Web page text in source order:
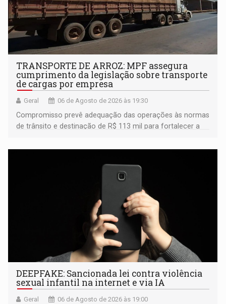
TRANSPORTE DE ARROZ: MPF assegura
cumprimento da legislação sobre transporte
de cargas por empresa
Geral 06 de Agosto de 2026 às 19:30
Compromisso prevê adequação das operações às normas
de trânsito e destinação de R$ 113 mil para fortalecer a
DEEPFAKE: Sancionada lei contra violência
sexual infantil na internet e via IA
Geral 06 de Agosto de 2026 às 19:00